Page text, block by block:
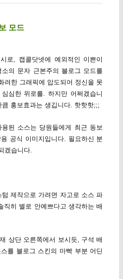
모드
로, 캡콜닷넷에 예외적인 이쁜이
의 문자 근본주의 블로그 모드를
려한 그래픽에 압도되어 정신을 못
심한 위로를. 하지만 어쩌겠습니
홍보효과는 생깁니다. 핫핫핫;;;
된 소스는 당원들에게 최근 동보
공식 이미지입니다. 필요하신 분
겠습니다.
제작으로 가려면 자고로 소스 파
직히 별로 안예쁘다고 생각하는 배
상단 오른쪽에서 보시듯, 구석 배
를 블로그 스킨의 마빡 부분 어딘